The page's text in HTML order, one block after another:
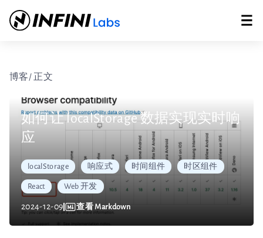
博客/ 正文
如何让 localStorage 数据实现实时响
应
localStorage 响应式 时间组件 时区组件
React Web 开发
2024-12-09 查看 Markdown